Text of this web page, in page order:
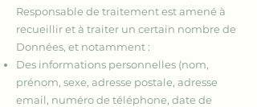
Responsable de traitement est amené à
recueillir et à traiter un certain nombre de
Données, et notamment :
Des informations personnelles (nom,
prénom, sexe, adresse postale, adresse
email, numéro de téléphone, date de